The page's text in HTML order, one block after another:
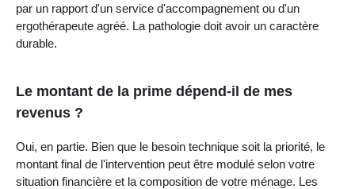
par un rapport d'un service d'accompagnement ou d'un
ergothérapeute agréé. La pathologie doit avoir un caractère
durable.
Le montant de la prime dépend-il de mes
revenus ?
Oui, en partie. Bien que le besoin technique soit la priorité, le
montant final de l'intervention peut être modulé selon votre
situation financière et la composition de votre ménage. Les